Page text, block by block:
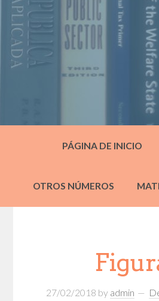
PÁGINA DE INICIO
OTROS NÚMEROS
27/02/2018 by admin